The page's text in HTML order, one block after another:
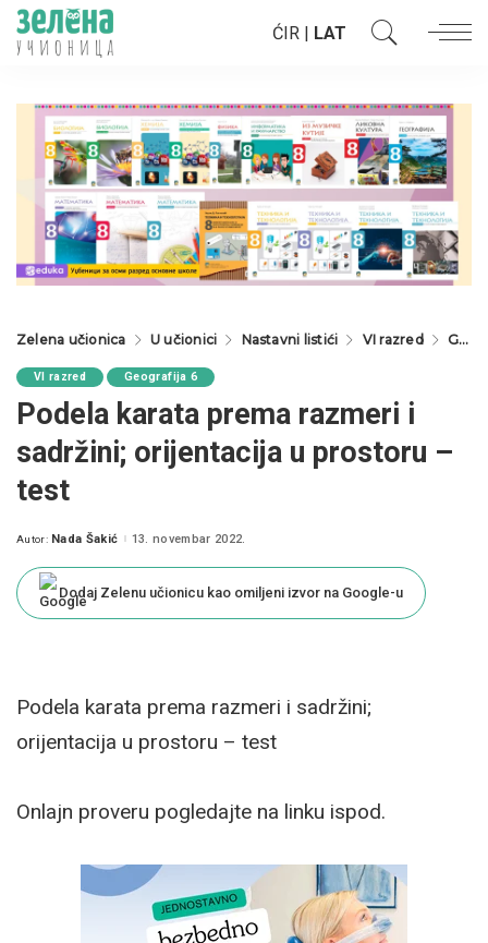
ĆIR | LAT
Zelena učionica U učionici Nastavni listići VI razred Geografija 6
VI razred Geografija 6
Podela karata prema razmeri i
sadržini; orijentacija u prostoru –
test
Posted
Autor: Nada Šakić 13. novembar 2022.
Dodaj Zelenu učionicu kao omiljeni izvor na Google-u
Podela karata prema razmeri i sadržini;
orijentacija u prostoru – test
Onlajn proveru pogledajte na linku ispod.